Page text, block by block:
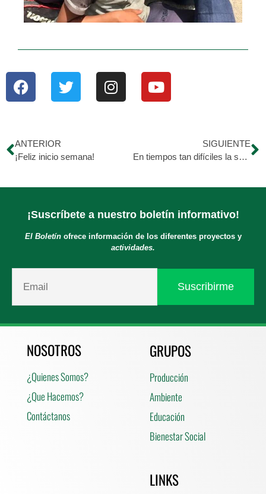
ANTERIOR
¡Feliz inicio semana!
SIGUIENTE
En tiempos tan difíciles la solidaridad puede cambiarlo todo para bien. ??
¡Suscríbete a nuestro boletín informativo!
El Boletínofrece información de los diferentes proyectos y
actividades.
NOSOTROS
¿Quienes Somos?
¿Que Hacemos?
Contáctanos
GRUPOS
Producción
Ambiente
Educación
Bienestar Social
LINKS